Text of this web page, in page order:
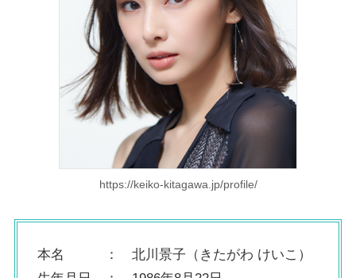
https://keiko-kitagawa.jp/profile/
本名 ： 北川景子（きたがわ けいこ）